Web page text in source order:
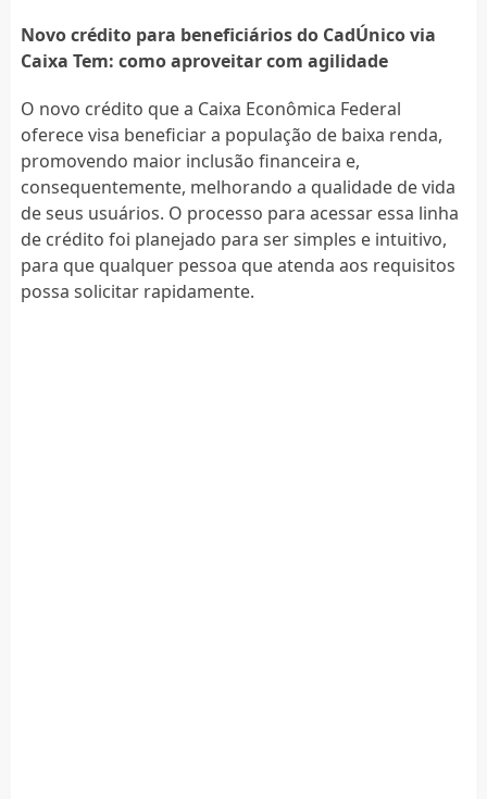
Novo crédito para beneficiários do CadÚnico via
Caixa Tem: como aproveitar com agilidade
O novo crédito que a Caixa Econômica Federal
oferece visa beneficiar a população de baixa renda,
promovendo maior inclusão financeira e,
consequentemente, melhorando a qualidade de vida
de seus usuários. O processo para acessar essa linha
de crédito foi planejado para ser simples e intuitivo,
para que qualquer pessoa que atenda aos requisitos
possa solicitar rapidamente.